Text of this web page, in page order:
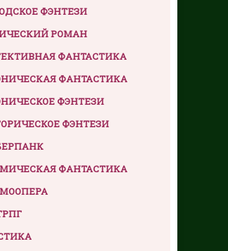
ФЭНТЕЗИ
РОМАН
ФАНТАСТИКА
ФАНТАСТИКА
ФЭНТЕЗИ
ФЭНТЕЗИ
ФАНТАСТИКА